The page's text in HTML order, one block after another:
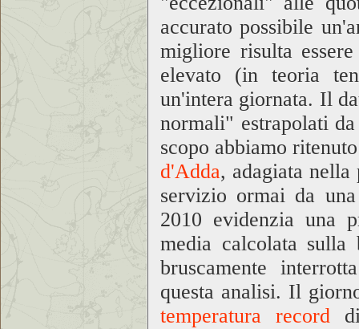
accurato possibile
migliore risulta
elevato (in teoria
un'intera giornata. Il
normali" estrapolati
scopo abbiamo
d'Adda, adagiata
servizio ormai da
2010 evidenzia una
media calcolata
bruscamente
questa analisi. Il
temperatura recorddi